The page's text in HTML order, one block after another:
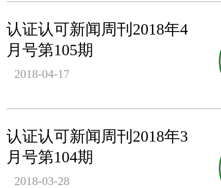
认证认可新闻周刊2018年4
月号第105期
2018-04-17
认证认可新闻周刊2018年3
月号第104期
2018-03-28